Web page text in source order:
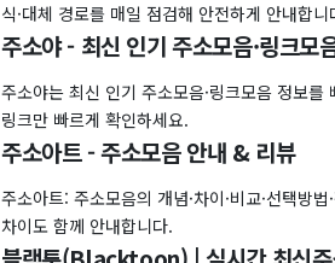
식·대체 경로를 매일 점검해 안전하게 안내합니
주소야 - 최신 인기 주소모음·링크모
주소야는 최신 인기 주소모음·링크모음 정보
링크만 빠르게 확인하세요.
주소아트 - 주소모음 안내 & 리뷰
주소아트: 주소모음의 개념·차이·비교·선택방
차이도 함께 안내합니다.